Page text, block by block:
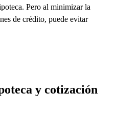
Pero al minimizar la
de crédito, puede evitar
y cotización